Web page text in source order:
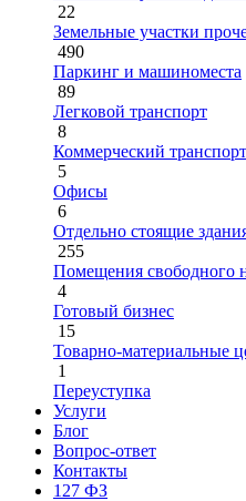
22
Земельные участки
490
Паркинг и машиноместа
89
Легковой транспорт
8
Коммерческий
5
Офисы
6
Отдельно стоящие
255
Помещения свободного
4
Готовый бизнес
15
Товарно-материальные
1
Переуступка
Услуги
Блог
Вопрос-ответ
Контакты
127 ФЗ